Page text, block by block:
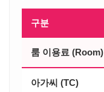
구분
룸 이용료 (Room)
아가씨 (TC)